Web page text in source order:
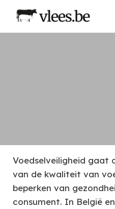
hoofdinhoud
Voedselveiligheid gaat
van de kwaliteit van
beperken van
consument. In België